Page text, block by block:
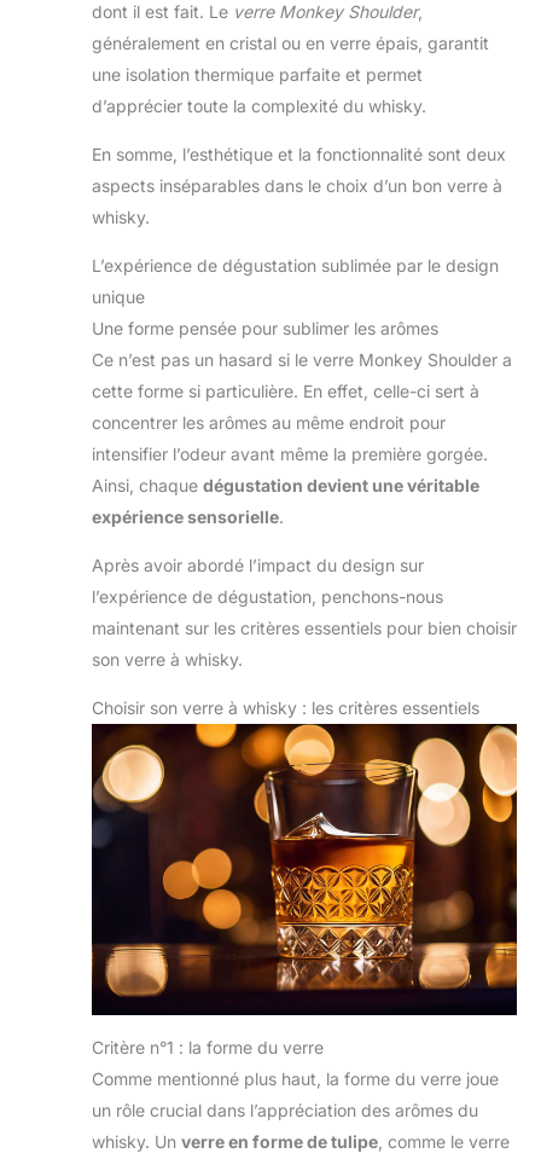
dont il est fait. Le verre Monkey Shoulder,
généralement en cristal ou en verre épais, garantit
une isolation thermique parfaite et permet
d’apprécier toute la complexité du whisky.
En somme, l’esthétique et la fonctionnalité sont deux
aspects inséparables dans le choix d’un bon verre à
whisky.
L’expérience de dégustation sublimée par le design
unique
Une forme pensée pour sublimer les arômes
Ce n’est pas un hasard si le verre Monkey Shoulder a
cette forme si particulière. En effet, celle-ci sert à
concentrer les arômes au même endroit pour
intensifier l’odeur avant même la première gorgée.
Ainsi, chaque dégustation devient une véritable
expérience sensorielle.
Après avoir abordé l’impact du design sur
l’expérience de dégustation, penchons-nous
maintenant sur les critères essentiels pour bien choisir
son verre à whisky.
Choisir son verre à whisky : les critères essentiels
Critère n°1 : la forme du verre
Comme mentionné plus haut, la forme du verre joue
un rôle crucial dans l’appréciation des arômes du
whisky. Un verre en forme de tulipe , comme le verre